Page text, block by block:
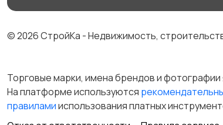
© 2026 СтройКа - Недвижимость,
Торговые марки, имена брендов и
На платформе используются
правиламииспользования платных